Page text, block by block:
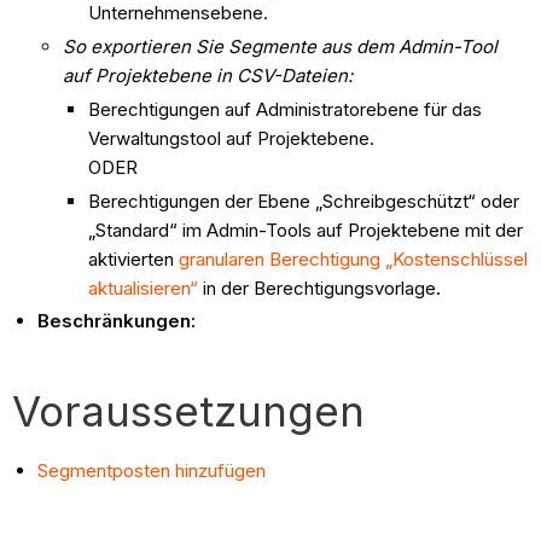
Unternehmensebene.
So exportieren Sie Segmente aus dem Admin-Tool
auf Projektebene in CSV-Dateien:
Berechtigungen auf Administratorebene für das
Verwaltungstool auf Projektebene.
ODER
Berechtigungen der Ebene „Schreibgeschützt“ oder
„Standard“ im Admin-Tools auf Projektebene mit der
aktiviertengranularen Berechtigung „Kostenschlüssel
aktualisieren“ in der Berechtigungsvorlage.
Beschränkungen:
Voraussetzungen
Segmentposten hinzufügen